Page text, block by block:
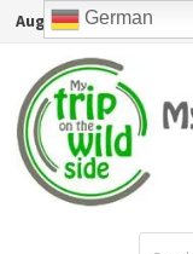
Zurück
Inhalt
August 9, 2026
Suchen
German